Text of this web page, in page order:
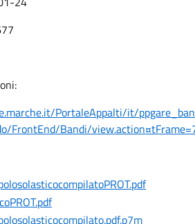
PortaleAppalti/it/
FrontEnd/Bandi/